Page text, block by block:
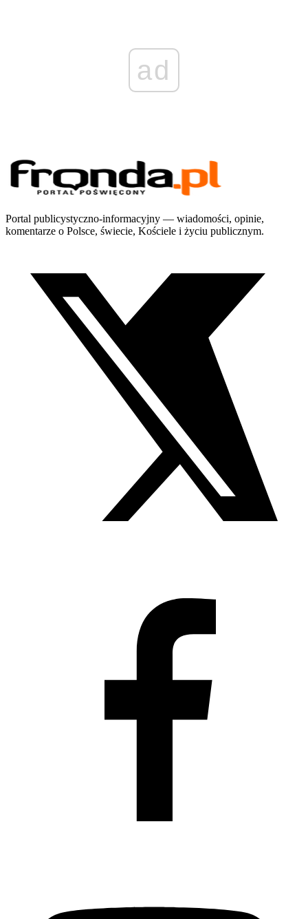
ad
Portal publicystyczno-informacyjny — wiadomości, opinie,
komentarze o Polsce, świecie, Kościele i życiu publicznym.